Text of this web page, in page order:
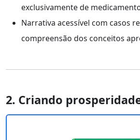
exclusivamente de
Narrativa acessível com casos
compreensão dos conceitos
2. Criando